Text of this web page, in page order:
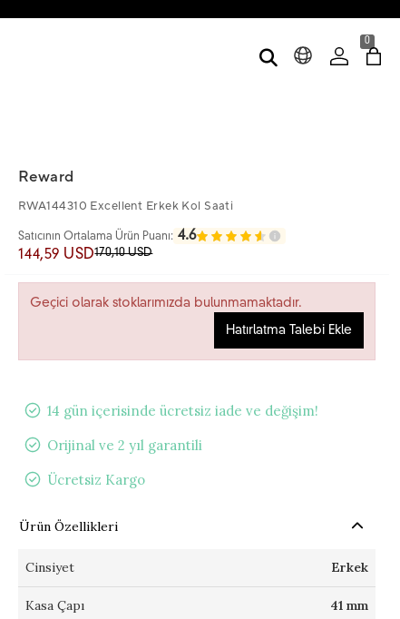
0
Reward
RWA144310 Excellent Erkek Kol Saati
Satıcının Ortalama Ürün Puanı: 4.6
144,59 USD170,10 USD
Geçici olarak stoklarımızda bulunmamaktadır.
Hatırlatma Talebi Ekle
14 gün içerisinde ücretsiz iade ve değişim!
Orijinal ve 2 yıl garantili
Ücretsiz Kargo
Ürün Özellikleri
Cinsiyet Erkek
Kasa Çapı 41 mm